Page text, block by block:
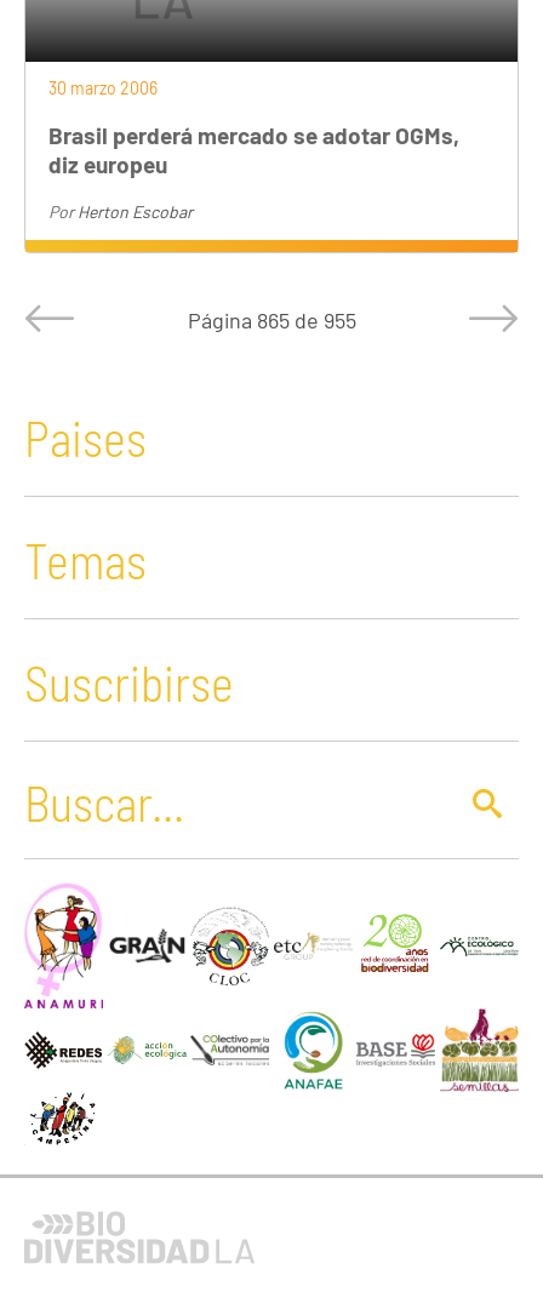
30 marzo 2006
Brasil perderá mercado se adotar OGMs,
diz europeu
PorHerton Escobar
Página 865 de 955
Paises
Temas
Suscribirse